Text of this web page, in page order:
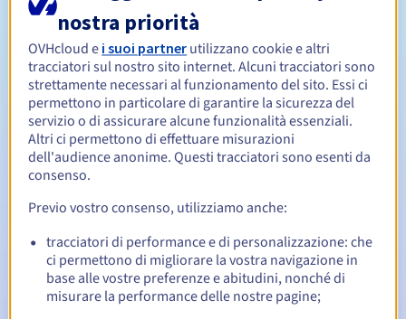
Periodo di rinnovo Da 1 a 10 anni
Redemption period 30 giorni
Notifiche automatiche:
scadenza
Email il giorno della scadenzaper notificare la
sospensione del nome di dominio
nostra priorità
OVHcloud e i suoi partner utilizzano cookie e altri
tracciatori sul nostro sito internet. Alcuni tracciatori sono
strettamente necessari al funzionamento del sito. Essi ci
permettono in particolare di garantire la sicurezza del
servizio o di assicurare alcune funzionalità essenziali.
Altri ci permettono di effettuare misurazioni
dell'audience anonime. Questi tracciatori sono esenti da
consenso.
Previo vostro consenso, utilizziamo anche:
tracciatori di performance e di personalizzazione: che
ci permettono di migliorare la vostra navigazione in
base alle vostre preferenze e abitudini, nonché di
misurare la performance delle nostre pagine;